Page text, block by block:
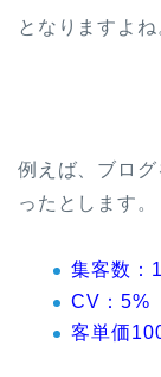
となりますよね
例えば、ブロ
ったとします。
集客数
CV：5%
客単価